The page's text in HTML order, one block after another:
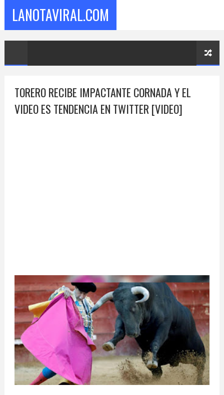
LANOTAVIRAL.COM
TORERO RECIBE IMPACTANTE CORNADA Y EL
VIDEO ES TENDENCIA EN TWITTER [VIDEO]